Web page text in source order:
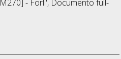
- Forli', Documento full-